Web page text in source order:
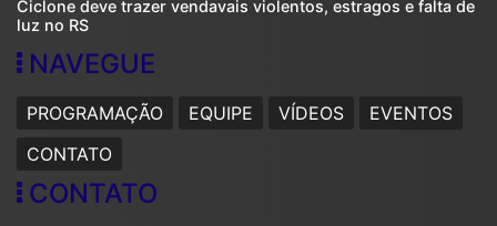
Ciclone deve trazer vendavais violentos, estragos e falta de
luz no RS
NAVEGUE
PROGRAMAÇÃO EQUIPE VÍDEOS
EVENTOS
CONTATO
CONTATO